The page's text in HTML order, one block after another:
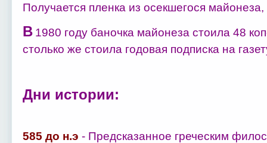
Получается пленка из осекшегося
В 1980 году баночка майонеза стоила 48
столько же стоила годовая подписка на
Дни истории:
585 до н.э - Предсказанное греческим